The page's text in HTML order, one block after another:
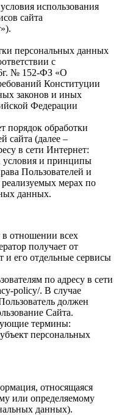
использования
сайта
персональных данных
с
№ 152-ФЗ «О
Конституции
законов и иных
Федерации
порядок обработки
сайта (далее –
в сети Интернет:
условия и принципы
Пользователей и
мерах по
данных.
в отношении всех
получает от
и его отдельные сервисы
по адресу в сети
policy/. В случае
должен
Сайта.
термины:
персональных
относящаяся
или определяемому
данных).